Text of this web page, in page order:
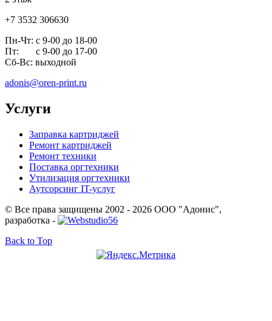
+7 3532 306630
Пн-Чт: с 9-00 до 18-00
Пт: с 9-00 до 17-00
Сб-Вс: выходной
adonis@oren-print.ru
Услуги
Заправка картриджей
Ремонт картриджей
Ремонт техники
Поставка оргтехники
Утилизация оргтехники
Аутсорсинг IT-услуг
© Все права защищены 2002 - 2026 ООО "Адонис",
разработка -
Back to Top